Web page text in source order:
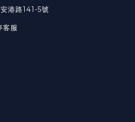
港路141-5號
客服